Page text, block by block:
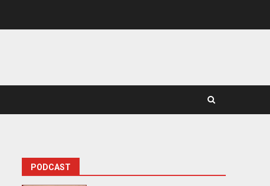
PODCAST